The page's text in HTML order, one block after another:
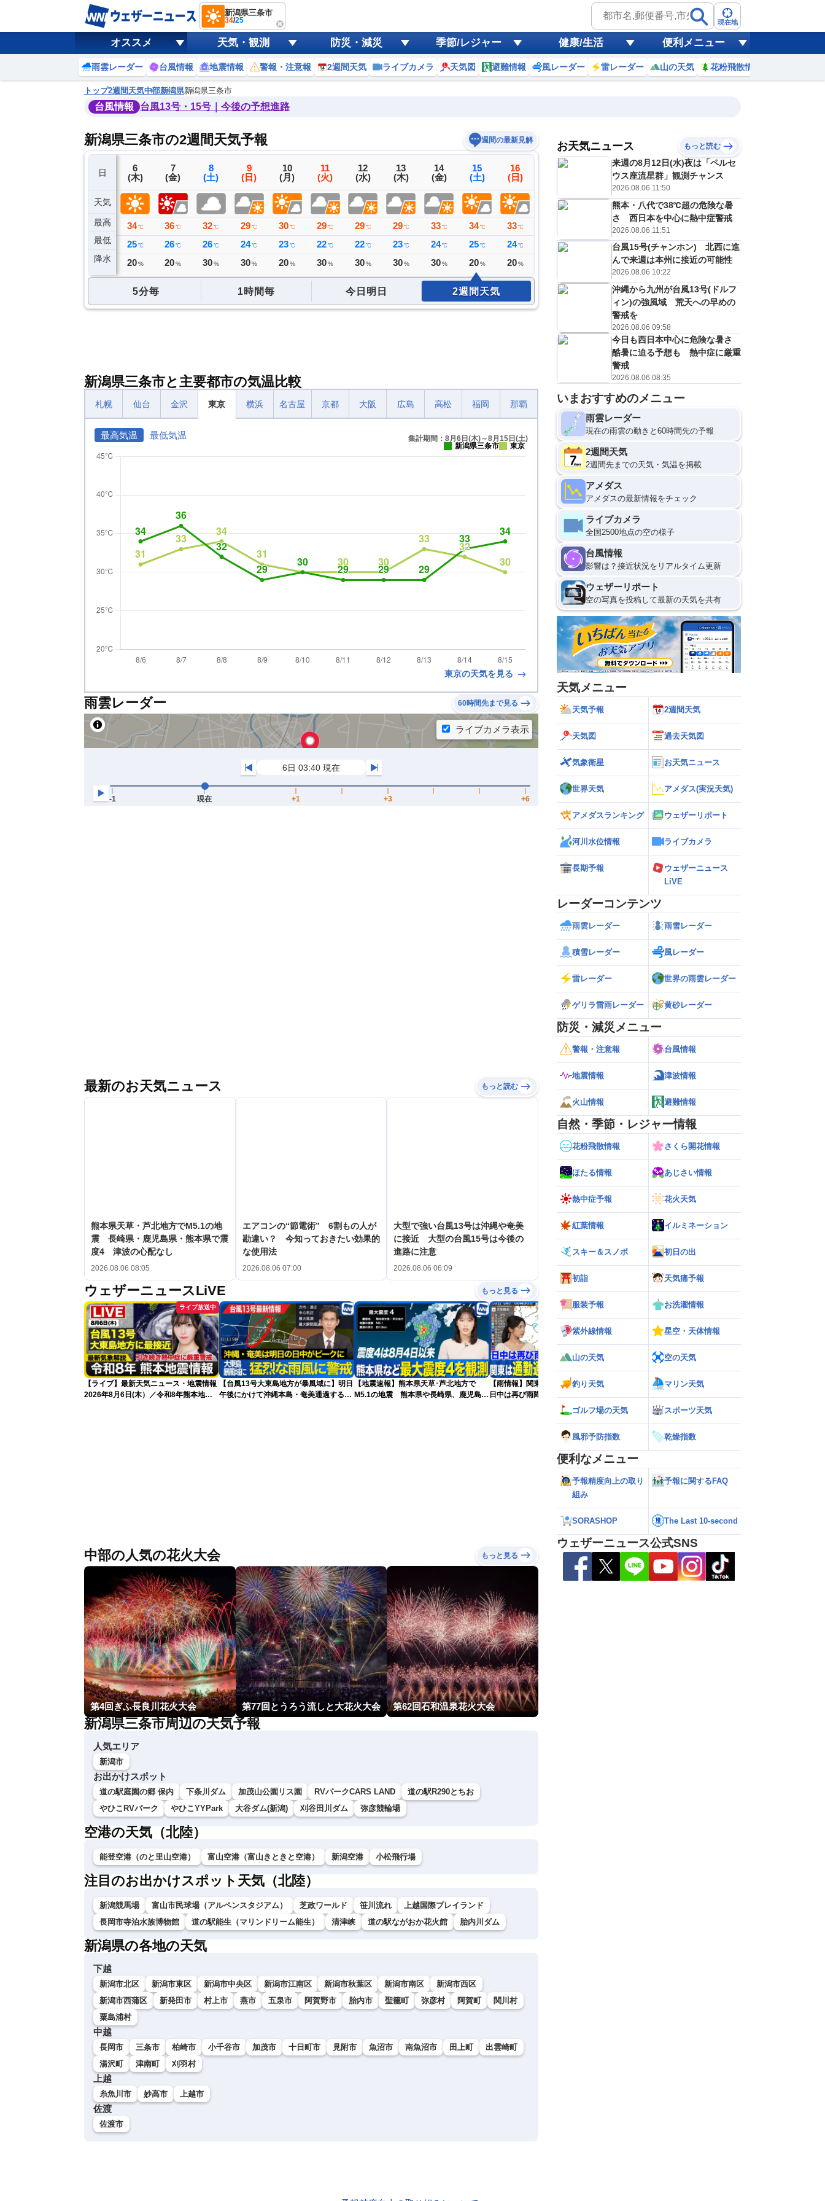
新潟県三条市
34/25 現在地
オススメ 天気・観測 防災・減災 季節/レジャー 健康/生活 便利メニュー
雨雲レーダー 台風情報 地震情報 警報・注意報 2週間天気 ライブカメラ 天気図 避難情報 風レーダー 雷レーダー 山の天気 花粉飛散情報
トップ2週間天気中部新潟県新潟県三条市
台風情報 台風13号・15号｜今後の予想進路
新潟県三条市の2週間天気予報 週間の最新見解
日
天気
最高
最低
降水
5
(水)
33℃
22℃
ミリ
6
(木)
34 ℃
25 ℃
20 %
7
(金)
36 ℃
26 ℃
20 %
8
(土)
32 ℃
26 ℃
30 %
9
(日)
29 ℃
24℃
30 %
10
(月)
30℃
23℃
20%
11
(火)
29℃
22℃
30%
12
(水)
29℃
22℃
30%
13
(木)
29℃
23℃
30%
14
(金)
33 ℃
24 ℃
30 %
15
(土)
34 ℃
25 ℃
20 %
16
(日)
33 ℃
24 ℃
20 %
17
℃ 24
19
(水)
C
32℃
24℃
20%
20
(木)
C
31
23℃
20 %
予報の
信頼度
B
C
D
5分毎 1時間毎 今日明日 2週間天気
新潟県三条市と主要都市の気温比較
札幌 仙台 金沢 東京 横浜 名古屋 京都 大阪 広島 高松 福岡 那覇
最高気温 最低気温
集計期間：8月6日(木)～8月15日(土)
新潟県三条市
東京
東京の天気を見る
雨雲レーダー 60時間先まで見る
最新のお天気ニュース もっと読む
熊本県天草・芦北地方でM5.1の地
震 長崎県・鹿児島県・熊本県で震
度4 津波の心配なし
2026.08.06 08:05
エアコンの“節電術” 6割もの人が
勘違い？ 今知っておきたい効果的
な使用法
2026.08.06 07:00
大型で強い台風13号は沖縄や奄美
に接近 大型の台風15号は今後の
進路に注意
2026.08.06 06:09
ウェザーニュースLiVE もっと見る
ライブ放送中
【ライブ】最新天気ニュース・地震情報
2026年8月6日(木）／令和8年熊本地震
【台風13号大東島地方が暴風域に】明日
午後にかけて沖縄本島・奄美通過する見
【地震速報】熊本県天草･芦北地方で
M5.1の地震 熊本県や長崎県、鹿児島県
【雨情報】関東は通勤通学時も弱い雨
日中は再び雨降りやすい
【台風15号】日本の東の海上に近づいて
更新）
中部の人気の花火大会 もっと見る
第4回ぎふ長良川花火大会 第77回とうろう流しと大花火大会 第62回石和温泉花火大会
新潟県三条市周辺の天気予報
人気エリア
新潟市
お出かけスポット
道の駅庭園の郷 保内 下条川ダム 加茂山公園リス園 RVパークCARS LAND
道の駅R290とちお
やひこRVパーク
やひこYYPark 大谷ダム(新潟) 刈谷田川ダム 弥彦競輪場
空港の天気（北陸）
能登空港（のと里山空港） 富山空港（富山きときと空港） 新潟空港 小松飛行場
注目のお出かけスポット天気（北陸）
新潟競馬場 富山市民球場（アルペンスタジアム） 芝政ワールド 笹川流れ
上越国際プレイランド
長岡市寺泊水族博物館
道の駅能生（マリンドリーム能生） 清津峡 道の駅ながおか花火館 胎内川ダム
新潟県の各地の天気
下越
新潟市北区 新潟市東区 新潟市中央区 新潟市江南区 新潟市秋葉区 新潟市南区
新潟市西区
新潟市西蒲区
新発田市 村上市 燕市 五泉市 阿賀野市 胎内市 聖籠町 弥彦村 阿賀町
関川村
粟島浦村
中越
長岡市 三条市 柏崎市 小千谷市 加茂市 十日町市 見附市 魚沼市 南魚沼市 田上町
出雲崎町
湯沢町
津南町 刈羽村
上越
糸魚川市 妙高市 上越市
佐渡
佐渡市
お天気ニュース もっと読む
来週の8月12日(水)夜は「ペルセ
ウス座流星群」観測チャンス
2026.08.06 11:50
熊本・八代で38℃超の危険な暑
さ 西日本を中心に熱中症警戒
2026.08.06 11:51
台風15号(チャンホン) 北西に進
んで来週は本州に接近の可能性
2026.08.06 10:22
沖縄から九州が台風13号(ドルフ
ィン)の強風域 荒天への早めの
警戒を
2026.08.06 09:58
今日も西日本中心に危険な暑さ
酷暑に迫る予想も 熱中症に厳重
警戒
2026.08.06 08:35
いまおすすめのメニュー
雨雲レーダー
現在の雨雲の動きと60時間先の予報
2週間天気
2週間先までの天気・気温を掲載
アメダス
アメダスの最新情報をチェック
ライブカメラ
全国2500地点の空の様子
台風情報
影響は？接近状況をリアルタイム更新
ウェザーリポート
空の写真を投稿して最新の天気を共有
天気メニュー
天気予報 2週間天気
天気図 過去天気図
気象衛星 お天気ニュース
世界天気 アメダス(実況天気)
アメダスランキング ウェザーリポート
河川水位情報 ライブカメラ
長期予報
ウェザーニュース
LiVE
レーダーコンテンツ
雨雲レーダー 雨雪レーダー
積雪レーダー 風レーダー
雷レーダー 世界の雨雲レーダー
ゲリラ雷雨レーダー 黄砂レーダー
防災・減災メニュー
警報・注意報 台風情報
地震情報 津波情報
火山情報 避難情報
自然・季節・レジャー情報
花粉飛散情報 さくら開花情報
ほたる情報 あじさい情報
熱中症予報 花火天気
紅葉情報 イルミネーション
スキー＆スノボ 初日の出
初詣 天気痛予報
服装予報 お洗濯情報
紫外線情報 星空・天体情報
山の天気 空の天気
釣り天気 マリン天気
ゴルフ場の天気 スポーツ天気
風邪予防指数 乾燥指数
便利なメニュー
予報精度向上の取り
組み
予報に関するFAQ
SORASHOP The Last 10-second
ウェザーニュース公式SNS